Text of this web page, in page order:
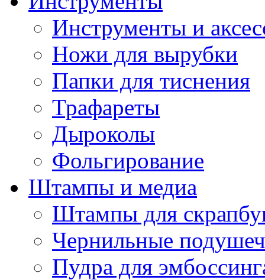
Инструменты и
Ножи для вырубки
Папки для тиснения
Трафареты
Дыроколы
Фольгирование
Штампы и медиа
Штампы для
Чернильные
Пудра для